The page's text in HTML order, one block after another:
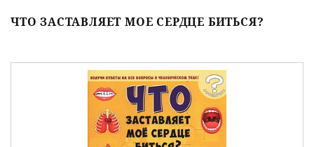
ЧТО ЗАСТАВЛЯЕТ МОЕ СЕРДЦЕ БИТЬСЯ?